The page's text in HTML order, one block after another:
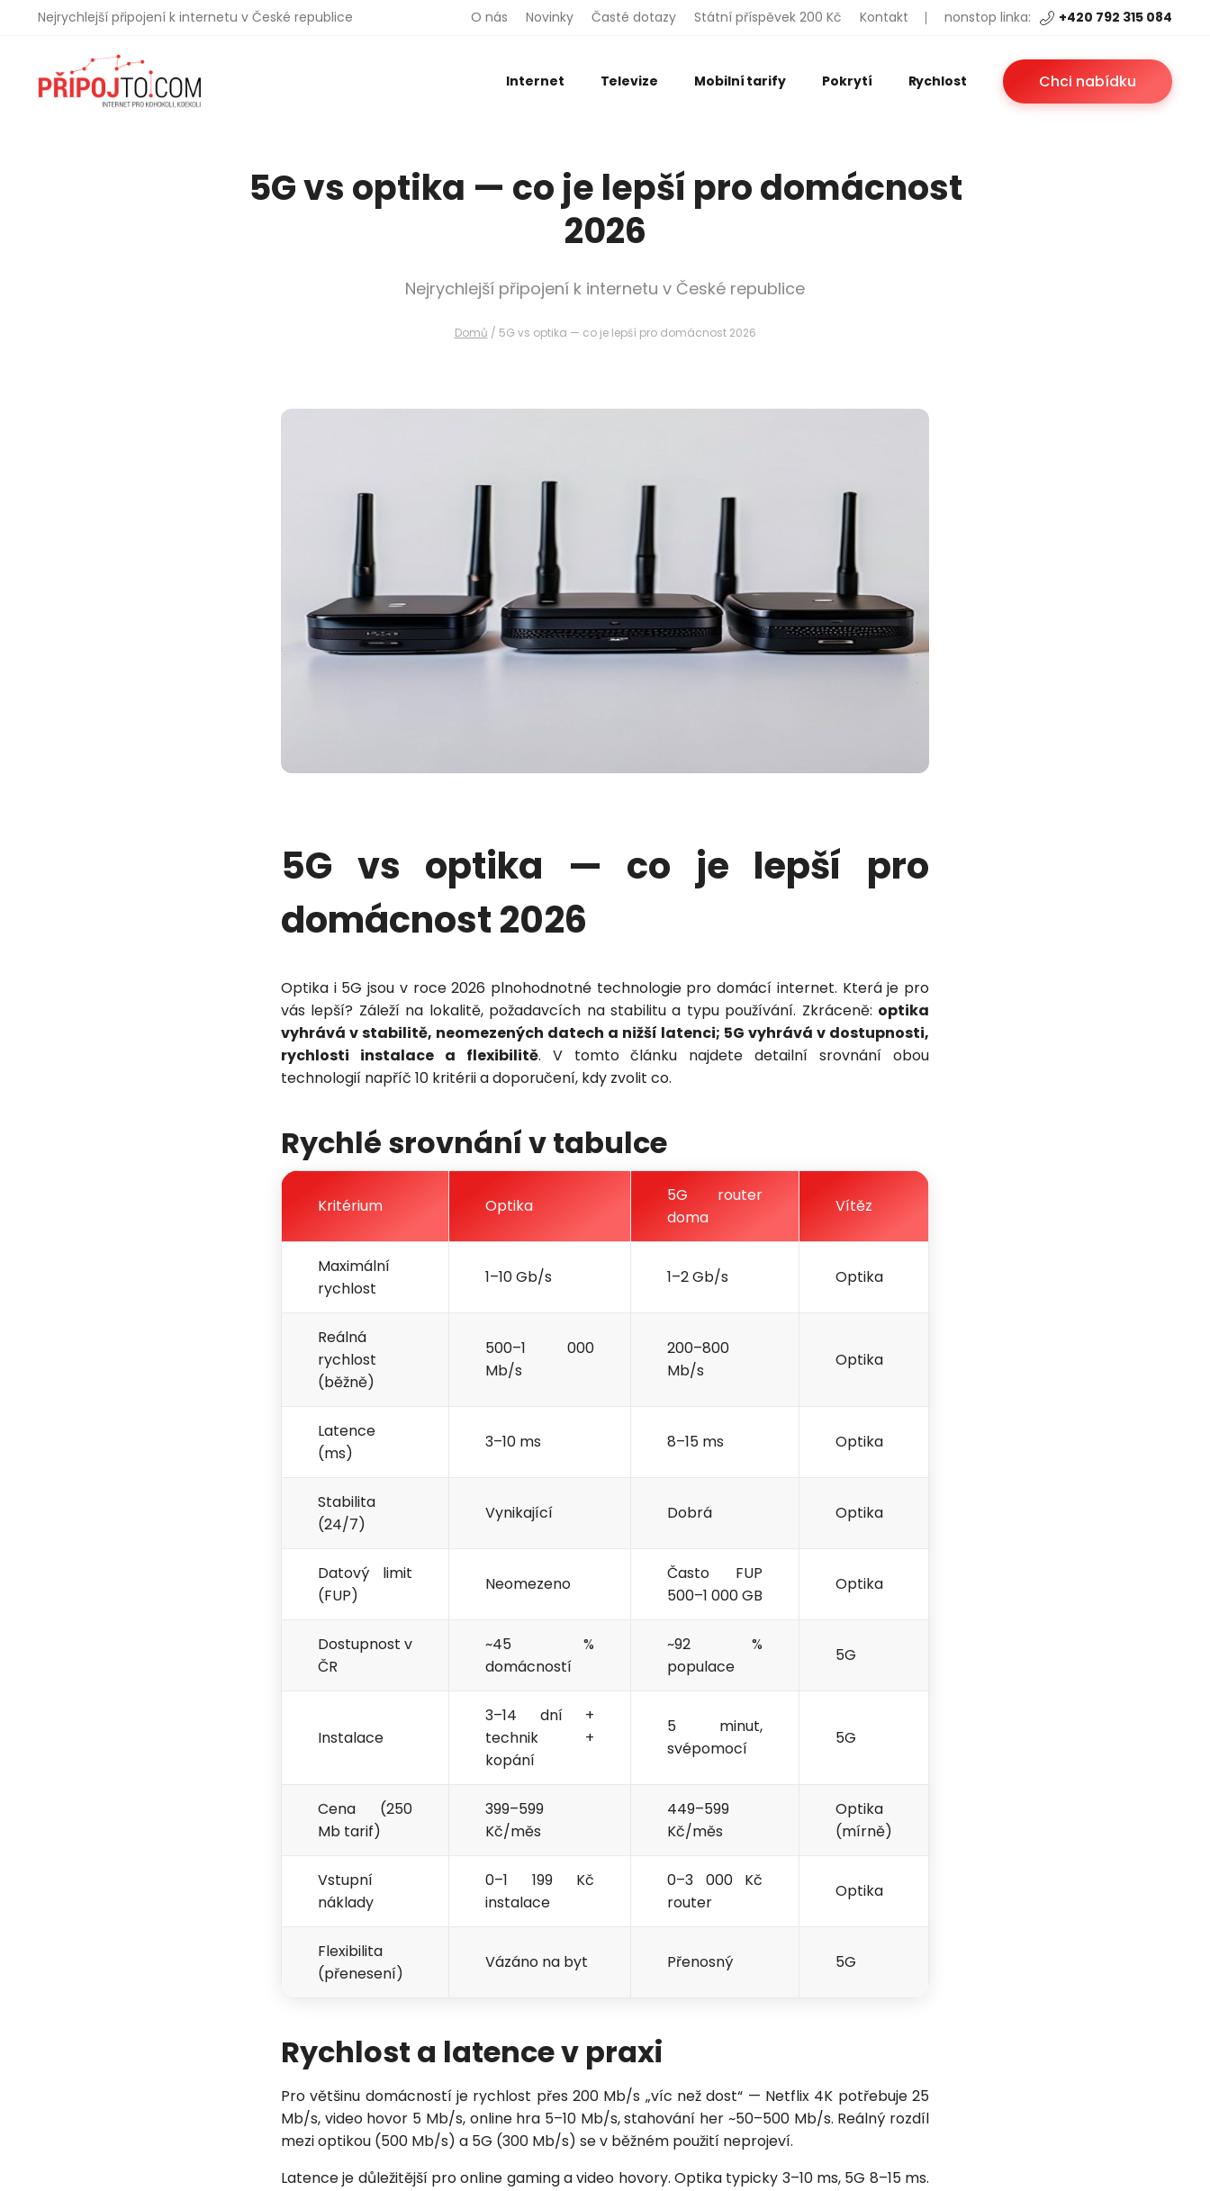
Nejrychlejší připojení k internetu v České republice O nás Novinky Časté dotazy Státní příspěvek 200 Kč Kontakt nonstop linka: +420 792 315 084
Internet Televize Mobilní tarify Pokrytí Rychlost Chci nabídku
5G vs optika — co je lepší pro domácnost
2026
Nejrychlejší připojení k internetu v České republice
Domů / 5G vs optika — co je lepší pro domácnost 2026
5G vs optika — co je lepší pro
domácnost 2026
Optika i 5G jsou v roce 2026 plnohodnotné technologie pro domácí internet. Která je pro
vás lepší? Záleží na lokalitě, požadavcích na stabilitu a typu používání. Zkráceně: optika
vyhrává v stabilitě, neomezených datech a nižší latenci; 5G vyhrává v dostupnosti,
rychlosti instalace a flexibilitě. V tomto článku najdete detailní srovnání obou
technologií napříč 10 kritérii a doporučení, kdy zvolit co.
Rychlé srovnání v tabulce
Kritérium Optika
5G router
doma
Vítěz
Maximální
rychlost
1–10 Gb/s 1–2 Gb/s Optika
Reálná
rychlost
(běžně)
500–1 000
Mb/s
200–800
Mb/s
Optika
Latence
(ms)
3–10 ms 8–15 ms Optika
Stabilita
(24/7)
Vynikající Dobrá Optika
Datový limit
(FUP)
Neomezeno
Často FUP
500–1 000 GB
Optika
Dostupnost v
ČR
~45 %
domácností
~92 %
populace
5G
Instalace
3–14 dní +
technik +
kopání
5 minut,
svépomocí
5G
Cena (250
Mb tarif)
399–599
Kč/měs
449–599
Kč/měs
Optika
(mírně)
Vstupní
náklady
0–1 199 Kč
instalace
0–3 000 Kč
router
Optika
Flexibilita
(přenesení)
Vázáno na byt Přenosný 5G
Rychlost a latence v praxi
Pro většinu domácností je rychlost přes 200 Mb/s „víc než dost“ — Netflix 4K potřebuje 25
Mb/s, video hovor 5 Mb/s, online hra 5–10 Mb/s, stahování her ~50–500 Mb/s. Reálný rozdíl
mezi optikou (500 Mb/s) a 5G (300 Mb/s) se v běžném použití neprojeví.
Latence je důležitější pro online gaming a video hovory. Optika typicky 3–10 ms, 5G 8–15 ms.
Nezávazná poptávka
bude v nejbližší možné době kontaktovat.
spodmínkami ochrany osobních údajů